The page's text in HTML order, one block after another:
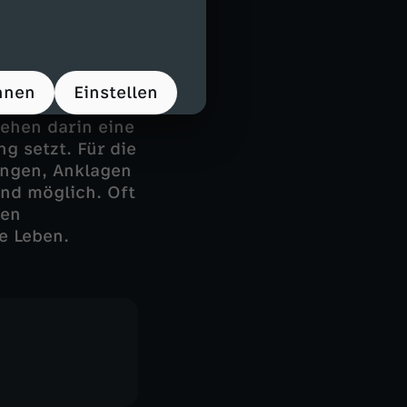
Einstellen
den
und die
darin eine
setzt. Für die
Anklagen
möglich. Oft
Leben.